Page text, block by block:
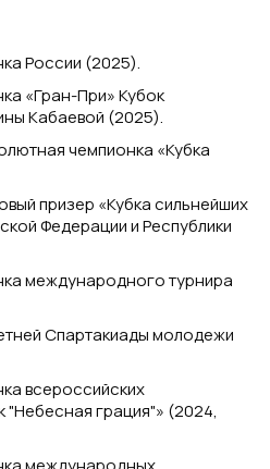
России (2025).
«Гран-При» Кубок
Кабаевой (2025).
чемпионка «Кубка
призер «Кубка сильнейших
Федерации и Республики
международного турнира
Спартакиады молодежи
всероссийских
"Небесная грация"» (2024,